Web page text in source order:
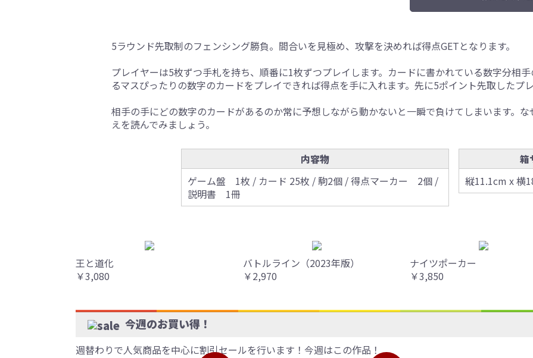
5ラウンド先取制のフェンシング勝負。間合いを見極め、攻撃を決めれば得点GETとなります。
プレイヤーは5枚ずつ手札を持ち、順番に1枚ずつプレイします。カードに書かれている数字分相
るマスぴったりの数字のカードをプレイできれば得点を手に入れます。先に5ポイント先取したプ
相手の手にどの数字のカードがあるのか常に予想しながら動かないと一瞬で負けてしまいます。
えを読んでみましょう。
内容物
ゲーム盤 1枚 / カード 25枚 / 駒2個 / 得点マーカー 2個 /
説明書 1冊
箱
縦11.1cm x 横
王と道化
￥3,080
バトルライン（2023年版）
￥2,970
ナイツポーカー
￥3,850
今週のお買い得！
週替わりで人気商品を中心に割引セールを行います！今週はこの作品！